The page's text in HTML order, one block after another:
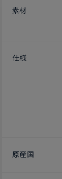
素材
仕様
原産国